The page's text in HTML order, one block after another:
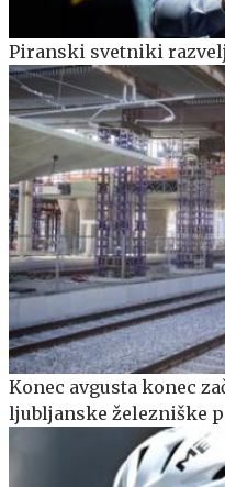
Piranski svetniki
Konec avgusta konec
ljubljanske železniške